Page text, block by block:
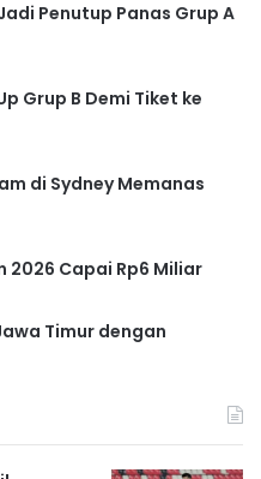
Penutup Panas Grup A
Grup B Demi Tiket ke
di Sydney Memanas
2026 Capai Rp6 Miliar
Timur dengan